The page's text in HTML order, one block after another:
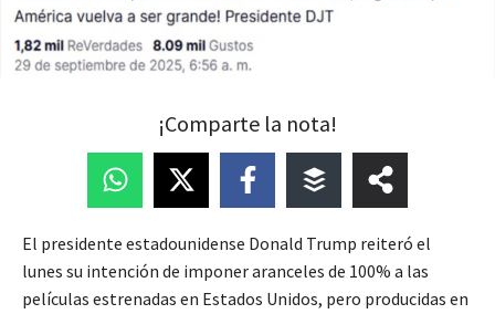
¡Comparte la nota!
El presidente estadounidense Donald Trump reiteró el
lunes su intención de imponer aranceles de 100% a las
películas estrenadas en Estados Unidos, pero producidas en